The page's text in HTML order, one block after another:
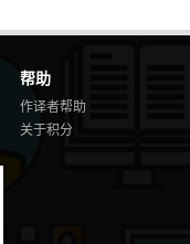
帮助
作译者帮助
关于积分